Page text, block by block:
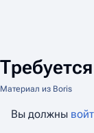
Материал из Boris
Вы должны